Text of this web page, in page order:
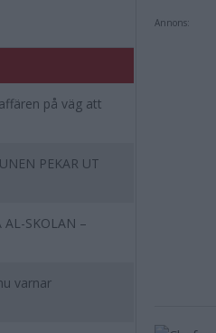
på väg att
PEKAR UT
AL-SKOLAN –
varnar
Annons: